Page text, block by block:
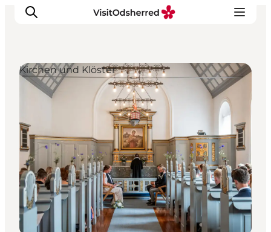
Events
Erlebnisse
Essen
Unterkünfte
Nützliches
Kirchen und Klöster